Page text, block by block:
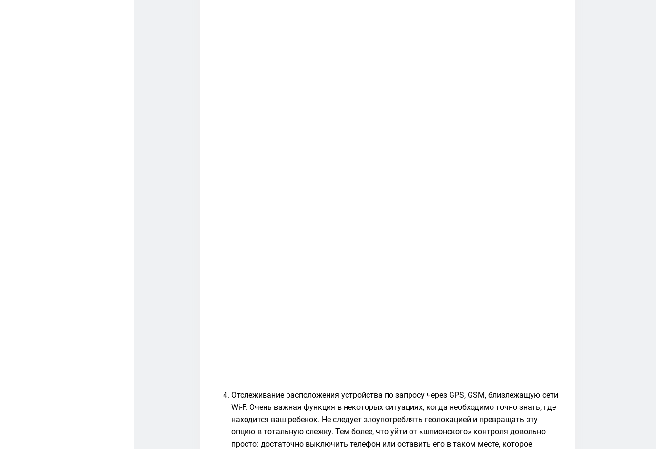
Отслеживание расположения устройства по запросу через GPS, GSM, близлежащую сети
Wi-F. Очень важная функция в некоторых ситуациях, когда необходимо точно знать, где
находится ваш ребенок. Не следует злоупотреблять геолокацией и превращать эту
опцию в тотальную слежку. Тем более, что уйти от «шпионского» контроля довольно
просто: достаточно выключить телефон или оставить его в таком месте, которое